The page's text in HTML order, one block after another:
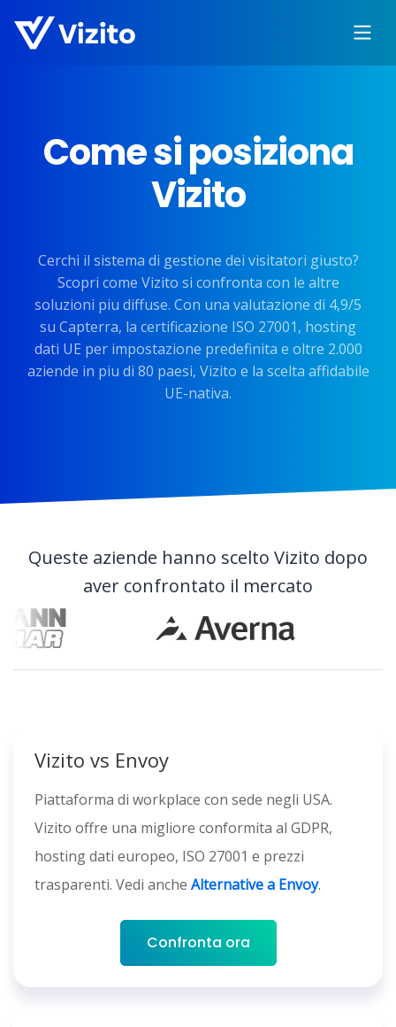
Come si posiziona
Vizito
Cerchi il sistema di gestione dei visitatori giusto?
Scopri come Vizito si confronta con le altre
soluzioni piu diffuse. Con una valutazione di 4,9/5
su Capterra, la certificazione ISO 27001, hosting
dati UE per impostazione predefinita e oltre 2.000
aziende in piu di 80 paesi, Vizito e la scelta affidabile
UE-nativa.
Queste aziende hanno scelto Vizito dopo
aver confrontato il mercato
Vizito vs Envoy
Piattaforma di workplace con sede negli USA.
Vizito offre una migliore conformita al GDPR,
hosting dati europeo, ISO 27001 e prezzi
trasparenti. Vedi anche Alternative a Envoy.
Confronta ora